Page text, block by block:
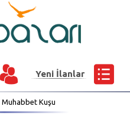
Yeni İlanlar
Muhabbet Kuşu